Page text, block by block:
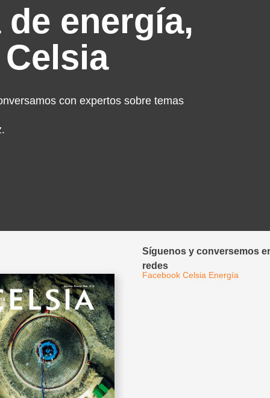
energía,
con expertos sobre temas
Síguenos y conversemos
redes
Facebook Celsia Energía